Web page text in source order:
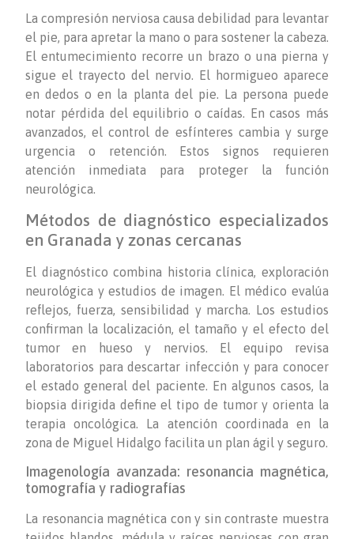
La compresión nerviosa causa debilidad para levantar
el pie, para apretar la mano o para sostener la cabeza.
El entumecimiento recorre un brazo o una pierna y
sigue el trayecto del nervio. El hormigueo aparece
en dedos o en la planta del pie. La persona puede
notar pérdida del equilibrio o caídas. En casos más
avanzados, el control de esfínteres cambia y surge
urgencia o retención. Estos signos requieren
atención inmediata para proteger la función
neurológica.
Métodos de diagnóstico especializados
en Granada y zonas cercanas
El diagnóstico combina historia clínica, exploración
neurológica y estudios de imagen. El médico evalúa
reflejos, fuerza, sensibilidad y marcha. Los estudios
confirman la localización, el tamaño y el efecto del
tumor en hueso y nervios. El equipo revisa
laboratorios para descartar infección y para conocer
el estado general del paciente. En algunos casos, la
biopsia dirigida define el tipo de tumor y orienta la
terapia oncológica. La atención coordinada en la
zona de Miguel Hidalgo facilita un plan ágil y seguro.
Imagenología avanzada: resonancia magnética,
tomografía y radiografías
La resonancia magnética con y sin contraste muestra